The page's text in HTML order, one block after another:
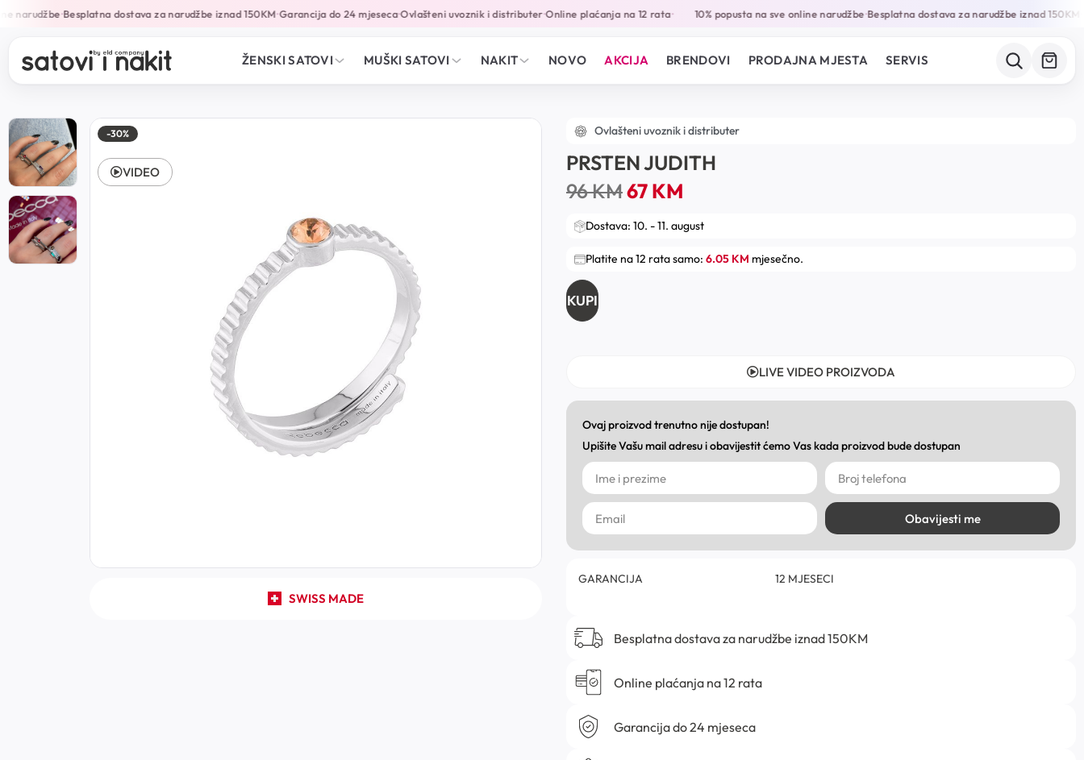
narudžbe•Besplatna dostava za narudžbe iznad 150KM•Garancija do 24 mjeseca•Ovlašteni uvoznik i distributer•Online plaćanja na 12 rata• 10% popusta na sve online narudžbe•Besplatna dostava za narudžbe iznad 150KM•
ŽENSKI SATOVI MUŠKI SATOVI NAKIT NOVO AKCIJA BRENDOVI PRODAJNA MJESTA SERVIS
-30%
SWISS MADE
VIDEO
Ovlašteni uvoznik i distributer
PRSTEN JUDITH
96KM67KM
Dostava: 10. - 11. august
Platite na 12 rata samo: 6.05 KM mjesečno.
KUPI
LIVE VIDEO PROIZVODA
Ovaj proizvod trenutno nije dostupan!
Upišite Vašu mail adresu i obavijestit ćemo Vas kada proizvod bude dostupan
Obavijesti me
GARANCIJA 12 MJESECI
Besplatna dostava za narudžbe iznad 150KM
Online plaćanja na 12 rata
Garancija do 24 mjeseca